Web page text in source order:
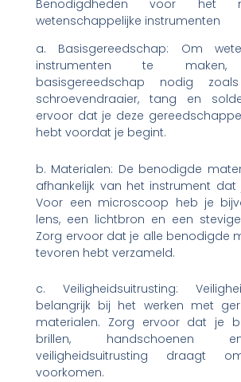
Benodigdheden voor het
wetenschappelijke instrumenten
a. Basisgereedschap: Om
instrumenten te
basisgereedschap nodig
schroevendraaier, tang en
ervoor dat je deze
hebt voordat je begint.
b. Materialen: De benodigde
afhankelijk van het instrument dat
Voor een microscoop heb je
lens, een lichtbron en een
Zorg ervoor dat je alle benodigde
tevoren hebt verzameld.
c. Veiligheidsuitrusting:
belangrijk bij het werken met
materialen. Zorg ervoor dat je
brillen, handschoenen
veiligheidsuitrusting draagt
voorkomen.